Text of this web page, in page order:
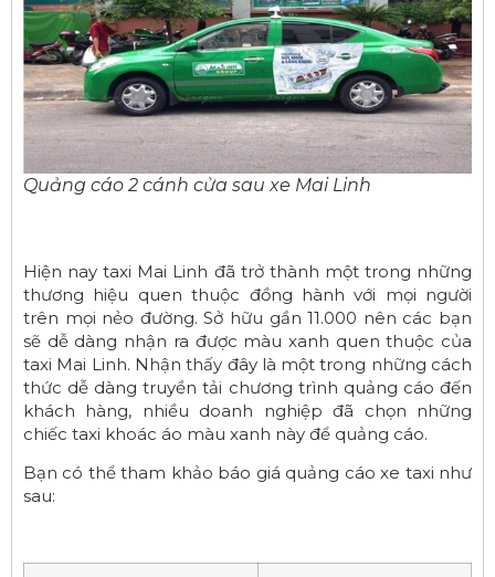
Quảng cáo 2 cánh cửa sau xe Mai Linh
Hiện nay taxi Mai Linh đã trở thành một trong những
thương hiệu quen thuộc đồng hành với mọi người
trên mọi nẻo đường. Sở hữu gần 11.000 nên các bạn
sẽ dễ dàng nhận ra được màu xanh quen thuộc của
taxi Mai Linh. Nhận thấy đây là một trong những cách
thức dễ dàng truyền tải chương trình quảng cáo đến
khách hàng, nhiều doanh nghiệp đã chọn những
chiếc taxi khoác áo màu xanh này để quảng cáo.
Bạn có thể tham khảo báo giá quảng cáo xe taxi như
sau: